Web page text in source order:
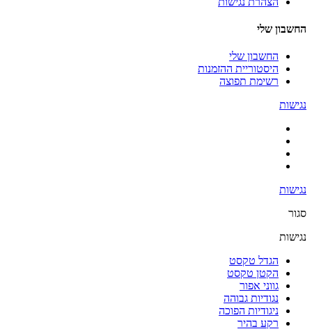
החשבון שלי
החשבון שלי
היסטוריית ההזמנות
רשימת תפוצה
נגישות
נגישות
סגור
נגישות
הגדל טקסט
הקטן טקסט
גווני אפור
נגודיות גבוהה
ניגודיות הפוכה
רקע בהיר